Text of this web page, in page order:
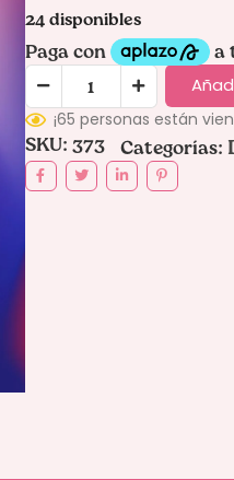
24 disponibles
¡65 personas están
SKU: 373 Categorías: